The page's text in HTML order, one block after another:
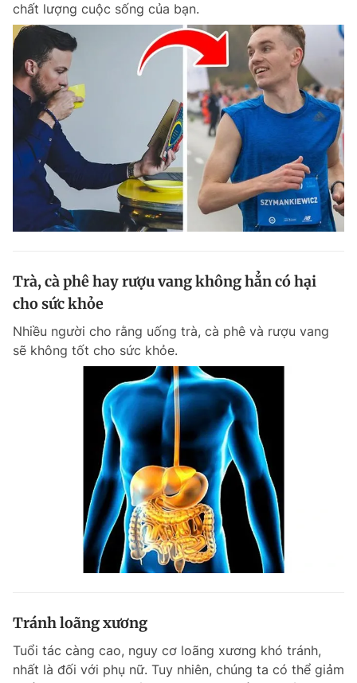
Giấy phép xuất bản số 110/GP - BTTTT cấp ngày 24.3.2020
© 2003-2026 Bản quyền thuộc về Báo Thanh Niên. Cấm sao chép
dưới mọi hình thức nếu không có sự chấp thuận bằng văn bản.
Phát triển bởi ePi Technologies, JSC.
chất lượng cuộc sống của bạn.
Trà, cà phê hay rượu vang không hẳn có hại
cho sức khỏe
Nhiều người cho rằng uống trà, cà phê và rượu vang
sẽ không tốt cho sức khỏe.
Tránh loãng xương
Tuổi tác càng cao, nguy cơ loãng xương khó tránh,
nhất là đối với phụ nữ. Tuy nhiên, chúng ta có thể giảm